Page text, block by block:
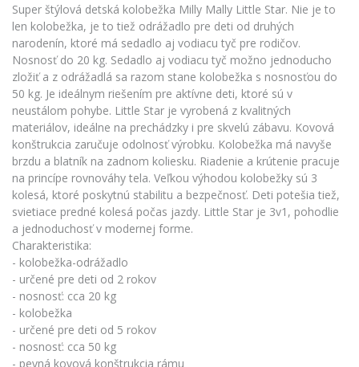
Super štýlová detská kolobežka Milly Mally Little Star. Nie je to
len kolobežka, je to tiež odrážadlo pre deti od druhých
narodenín, ktoré má sedadlo aj vodiacu tyč pre rodičov.
Nosnosť do 20 kg. Sedadlo aj vodiacu tyč možno jednoducho
zložiť a z odrážadlá sa razom stane kolobežka s nosnosťou do
50 kg. Je ideálnym riešením pre aktívne deti, ktoré sú v
neustálom pohybe. Little Star je vyrobená z kvalitných
materiálov, ideálne na prechádzky i pre skvelú zábavu. Kovová
konštrukcia zaručuje odolnosť výrobku. Kolobežka má navyše
brzdu a blatník na zadnom koliesku. Riadenie a krútenie pracuje
na princípe rovnováhy tela. Veľkou výhodou kolobežky sú 3
kolesá, ktoré poskytnú stabilitu a bezpečnosť. Deti potešia tiež,
svietiace predné kolesá počas jazdy. Little Star je 3v1, pohodlie
a jednoduchosť v modernej forme.
Charakteristika:
- kolobežka-odrážadlo
- určené pre deti od 2 rokov
- nosnosť: cca 20 kg
- kolobežka
- určené pre deti od 5 rokov
- nosnosť: cca 50 kg
- pevná kovová konštrukcia rámu